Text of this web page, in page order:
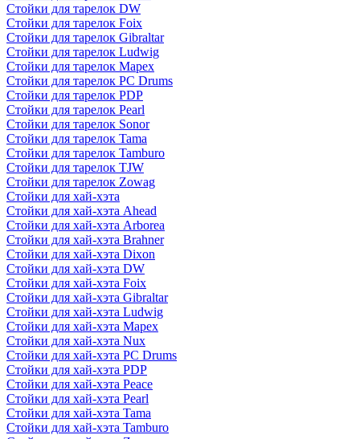
Стойки для тарелок DW
Стойки для тарелок Foix
Стойки для тарелок Gibraltar
Стойки для тарелок Ludwig
Стойки для тарелок Mapex
Стойки для тарелок PC Drums
Стойки для тарелок PDP
Стойки для тарелок Pearl
Стойки для тарелок Sonor
Стойки для тарелок Tama
Стойки для тарелок Tamburo
Стойки для тарелок TJW
Стойки для тарелок Zowag
Стойки для хай-хэта
Стойки для хай-хэта Ahead
Стойки для хай-хэта Arborea
Стойки для хай-хэта Brahner
Стойки для хай-хэта Dixon
Стойки для хай-хэта DW
Стойки для хай-хэта Foix
Стойки для хай-хэта Gibraltar
Стойки для хай-хэта Ludwig
Стойки для хай-хэта Mapex
Стойки для хай-хэта Nux
Стойки для хай-хэта PC Drums
Стойки для хай-хэта PDP
Стойки для хай-хэта Peace
Стойки для хай-хэта Pearl
Стойки для хай-хэта Tama
Стойки для хай-хэта Tamburo